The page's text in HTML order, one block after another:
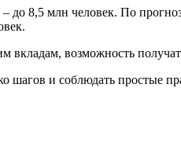
– до 8,5 млн человек. По
возможность
шагов и соблюдать простые